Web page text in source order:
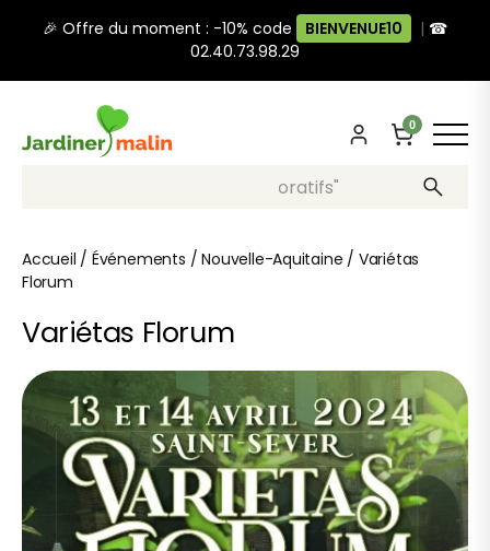
🎉 Offre du moment : -10% code BIENVENUE10 | ☎
02.40.73.98.29
Recherche, ex: "pots décoratifs"
0
Accueil / Événements /Nouvelle-Aquitaine / Variétas
Florum
Variétas Florum